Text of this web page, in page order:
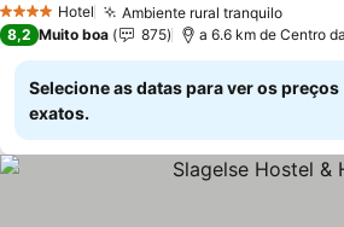
4 EstrelasHotel Ambiente rural tranquilo
8,2 Muito boa 875 a 6.6 km de Centro
Selecione as datas para ver os preços
exatos.